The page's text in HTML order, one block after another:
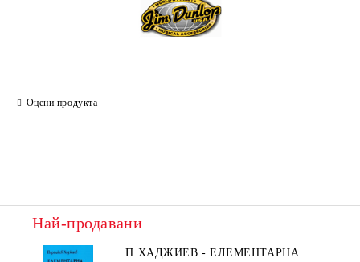
Оцени продукта
Най-продавани
П.ХАДЖИЕВ - ЕЛЕМЕНТАРНА